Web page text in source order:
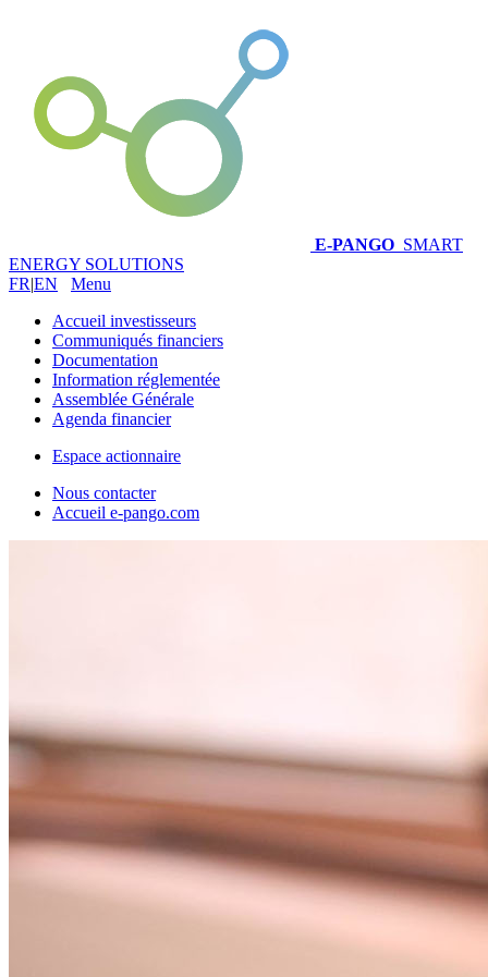
E-PANGO SMART
ENERGY SOLUTIONS
FR|EN
Menu
Accueil investisseurs
Communiqués financiers
Documentation
Information réglementée
Assemblée Générale
Agenda financier
Espace actionnaire
Nous contacter
Accueil e-pango.com